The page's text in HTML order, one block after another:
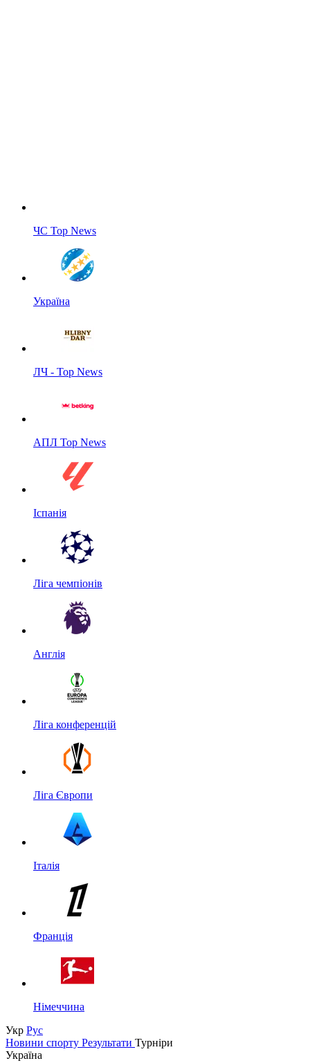
ЧС Top News
Україна
ЛЧ - Top News
АПЛ Top News
Іспанія
Ліга чемпіонів
Англія
Ліга конференцій
Ліга Європи
Італія
Франція
Німеччина
Укр Рус
Новини спорту Результати Турніри
Україна